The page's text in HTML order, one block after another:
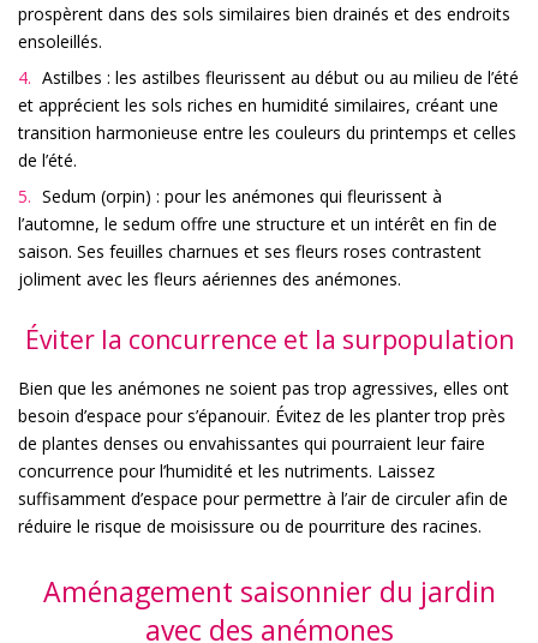
prospèrent dans des sols similaires bien drainés et des endroits
ensoleillés.
Astilbes : les astilbes fleurissent au début ou au milieu de l’été
et apprécient les sols riches en humidité similaires, créant une
transition harmonieuse entre les couleurs du printemps et celles
de l’été.
Sedum (orpin) : pour les anémones qui fleurissent à
l’automne, le sedum offre une structure et un intérêt en fin de
saison. Ses feuilles charnues et ses fleurs roses contrastent
joliment avec les fleurs aériennes des anémones.
Éviter la concurrence et la surpopulation
Bien que les anémones ne soient pas trop agressives, elles ont
besoin d’espace pour s’épanouir. Évitez de les planter trop près
de plantes denses ou envahissantes qui pourraient leur faire
concurrence pour l’humidité et les nutriments. Laissez
suffisamment d’espace pour permettre à l’air de circuler afin de
réduire le risque de moisissure ou de pourriture des racines.
Aménagement saisonnier du jardin
avec des anémones